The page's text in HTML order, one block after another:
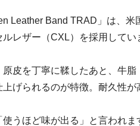
Leather Band TRAD」は、
レザー（CXL）を採用してい
原皮を丁寧に鞣したあと、牛
げられるのが特徴。耐久性
使うほど味が出る」と言われ